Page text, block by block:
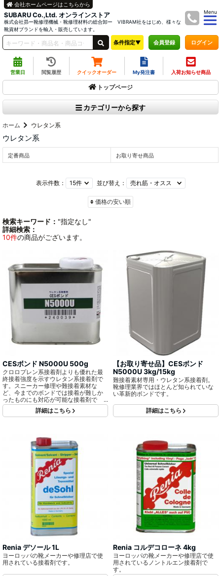
SUBARU Co.,Ltd. オンラインストア
株式会社昴ー靴修理機械・靴修理材料の総合卸ー VIBRAM社をはじめ、様々な
靴資材ブランドを輸入・販売しています。
Menu
会社ホームページはこちらから
条件指定▼ 会員登録 ログイン
営業日 閲覧履歴 クイックオーダー My発注書 入荷お知らせ商品
トップページ
カテゴリーから探す
ホーム ウレタン系
ウレタン系
定番商品 お取り寄せ商品
表示件数： 並び替え：
価格の安い順
検索キーワード： "指定なし"
詳細検索：
10件の商品がございます。
CESボンド N5000U 500g
クロロプレン系接着剤よりも優れた最
終接着強度を示すウレタン系接着剤で
す。スニーカー修理や難接着素材な
ど、今までのボンドでは接着が難しか
ったものにも対応が可能な接着剤で
す。
詳細はこちら
【お取り寄せ品】CESボンド
N5000U 3kg/15kg
難接着素材専用・ウレタン系接着剤。
靴修理業界ではほとんど知られていな
い革新的ボンドです。
詳細はこちら
Renia デソール 1L
ヨーロッパの靴メーカーや修理店で使
用されている接着剤です。
Renia コルデコローネ 4kg
ヨーロッパの靴メーカーや修理店で使
用されているノントルエン接着剤で
す。